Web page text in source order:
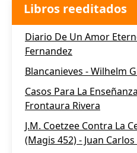
Libros reeditados
Diario De Un Amor
Fernandez
Blancanieves - Wilhelm
Casos Para La
Frontaura Rivera
J.M. Coetzee Contra La
(Magis 452) - Juan